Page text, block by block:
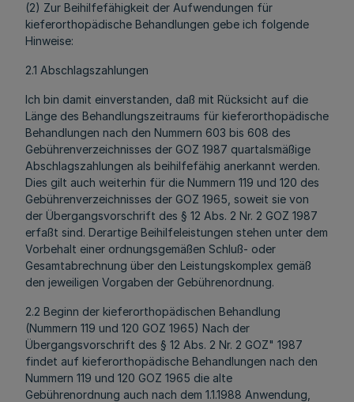
(2) Zur Beihilfefähigkeit der Aufwendungen für
kieferorthopädische Behandlungen gebe ich folgende
Hinweise:
2.1 Abschlagszahlungen
Ich bin damit einverstanden, daß mit Rücksicht auf die
Länge des Behandlungszeitraums für kieferorthopädische
Behandlungen nach den Nummern 603 bis 608 des
Gebührenverzeichnisses der GOZ 1987 quartalsmäßige
Abschlagszahlungen als beihilfefähig anerkannt werden.
Dies gilt auch weiterhin für die Nummern 119 und 120 des
Gebührenverzeichnisses der GOZ 1965, soweit sie von
der Übergangsvorschrift des § 12 Abs. 2 Nr. 2 GOZ 1987
erfaßt sind. Derartige Beihilfeleistungen stehen unter dem
Vorbehalt einer ordnungsgemäßen Schluß- oder
Gesamtabrechnung über den Leistungskomplex gemäß
den jeweiligen Vorgaben der Gebührenordnung.
2.2 Beginn der kieferorthopädischen Behandlung
(Nummern 119 und 120 GOZ 1965) Nach der
Übergangsvorschrift des § 12 Abs. 2 Nr. 2 GOZ" 1987
findet auf kieferorthopädische Behandlungen nach den
Nummern 119 und 120 GOZ 1965 die alte
Gebührenordnung auch nach dem 1.1.1988 Anwendung,